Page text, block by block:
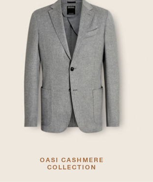
OASI CASHMERE
COLLECTION